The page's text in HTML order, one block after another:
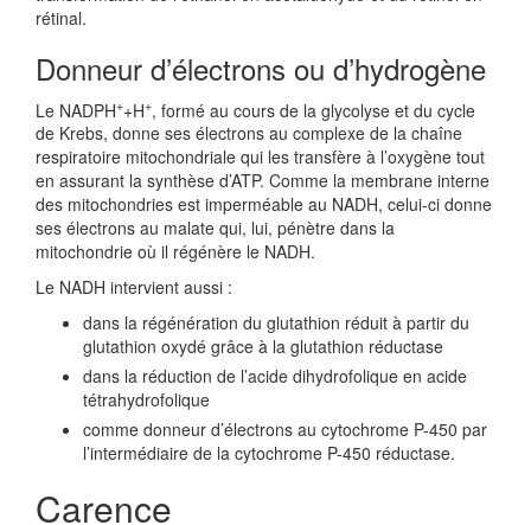
rétinal.
Donneur d’électrons ou d’hydrogène
Le NADPH++H+, formé au cours de la glycolyse et du cycle
de Krebs, donne ses électrons au complexe de la chaîne
respiratoire mitochondriale qui les transfère à l’oxygène tout
en assurant la synthèse d’ATP. Comme la membrane interne
des mitochondries est imperméable au NADH, celui-ci donne
ses électrons au malate qui, lui, pénètre dans la
mitochondrie où il régénère le NADH.
Le NADH intervient aussi :
dans la régénération du glutathion réduit à partir du
glutathion oxydé grâce à la glutathion réductase
dans la réduction de l’acide dihydrofolique en acide
tétrahydrofolique
comme donneur d’électrons au cytochrome P-450 par
l’intermédiaire de la cytochrome P-450 réductase.
Carence